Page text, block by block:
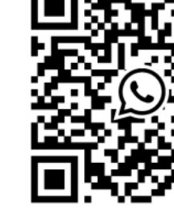
- Lucca, Scuola
Castruccio
murales in
dal Liceo
ore 18 - Fiano
- Messa in
da mons.
ore 20.30 -
Cippo di don